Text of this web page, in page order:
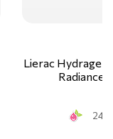
Lierac
Radiance
24